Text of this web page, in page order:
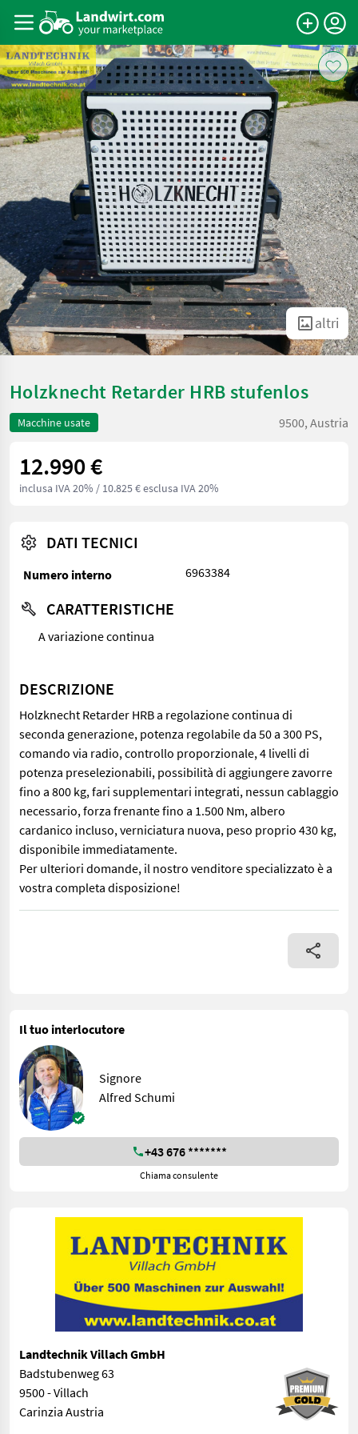
altri
Holzknecht Retarder HRB stufenlos
Macchine usate 9500, Austria
12.990 €
inclusa IVA 20% / 10.825 € esclusa IVA 20%
DATI TECNICI
Numero interno 6963384
CARATTERISTICHE
A variazione continua
DESCRIZIONE
Holzknecht Retarder HRB a regolazione continua di
seconda generazione, potenza regolabile da 50 a 300 PS,
comando via radio, controllo proporzionale, 4 livelli di
potenza preselezionabili, possibilità di aggiungere zavorre
fino a 800 kg, fari supplementari integrati, nessun cablaggio
necessario, forza frenante fino a 1.500 Nm, albero
cardanico incluso, verniciatura nuova, peso proprio 430 kg,
disponibile immediatamente.
Per ulteriori domande, il nostro venditore specializzato è a
vostra completa disposizione!
Holzknecht Retarder HRB a regolazione continua di seconda
Il tuo interlocutore
Signore
Alfred Schumi
+43 676 *******
Chiama consulente
Landtechnik Villach GmbH
Badstubenweg 63
9500 - Villach
Carinzia Austria